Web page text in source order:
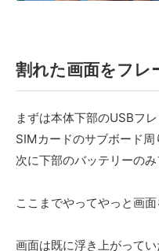
割れた画面をフレ
まずは本体下部のUSBフ
SIMカードのサブボード周
次に下部のバッテリーのみ
ここまでやってやっと画
画面は既に浮き上がって